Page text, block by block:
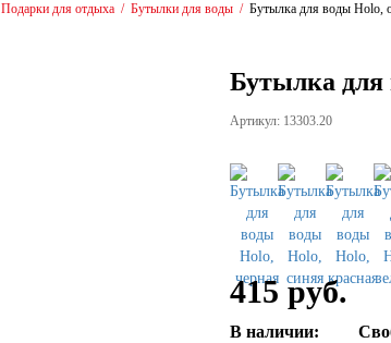
Подарки для отдыха / Бутылки для воды / Бутылка для воды Holo,
Бутылка для
Артикул: 13303.20
415 руб.
В наличии: